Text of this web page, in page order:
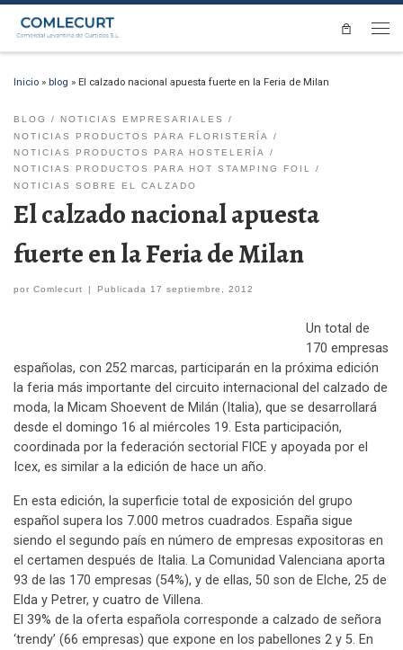
Saltar al contenido
Inicio » blog » El calzado nacional apuesta fuerte en la Feria de Milan
BLOG
NOTICIAS EMPRESARIALES
NOTICIAS PRODUCTOS PARA FLORISTERÍA
NOTICIAS PRODUCTOS PARA HOSTELERÍA
NOTICIAS PRODUCTOS PARA HOT STAMPING FOIL
NOTICIAS SOBRE EL CALZADO
El calzado nacional apuesta
fuerte en la Feria de Milan
por Comlecurt | Publicada 17 septiembre, 2012
Un total de
170 empresas
españolas, con 252 marcas, participarán en la próxima edición
la feria más importante del circuito internacional del calzado de
moda, la Micam Shoevent de Milán (Italia), que se desarrollará
desde el domingo 16 al miércoles 19. Esta participación,
coordinada por la federación sectorial FICE y apoyada por el
Icex, es similar a la edición de hace un año.
En esta edición, la superficie total de exposición del grupo
español supera los 7.000 metros cuadrados. España sigue
siendo el segundo país en número de empresas expositoras en
el certamen después de Italia. La Comunidad Valenciana aporta
93 de las 170 empresas (54%), y de ellas, 50 son de Elche, 25 de
Elda y Petrer, y cuatro de Villena.
El 39% de la oferta española corresponde a calzado de señora
‘trendy’ (66 empresas) que expone en los pabellones 2 y 5. En